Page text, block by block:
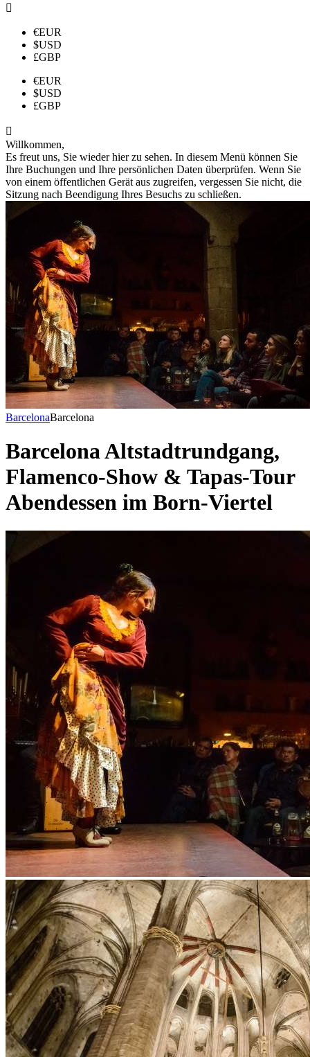

€EUR
$USD
£GBP
€EUR
$USD
£GBP

Willkommen,
Es freut uns, Sie wieder hier zu sehen. In diesem Menü können Sie
Ihre Buchungen und Ihre persönlichen Daten überprüfen. Wenn Sie
von einem öffentlichen Gerät aus zugreifen, vergessen Sie nicht, die
Sitzung nach Beendigung Ihres Besuchs zu schließen.
BarcelonaBarcelona
Barcelona Altstadtrundgang,
Flamenco-Show & Tapas-Tour
Abendessen im Born-Viertel